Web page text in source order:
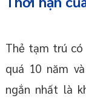
Thẻ tạm trú
quá 10 năm
ngắn nhất là